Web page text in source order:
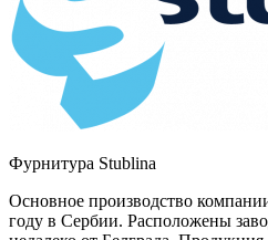
Фурнитура Stublina
Основное производство
году в Сербии. Расположены